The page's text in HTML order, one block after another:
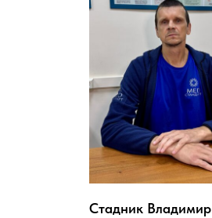
Стадник Владимир